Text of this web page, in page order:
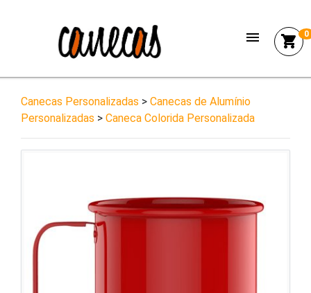
menu 0
shopping_cart
Canecas Personalizadas > Canecas de Alumínio
Personalizadas > Caneca Colorida Personalizada